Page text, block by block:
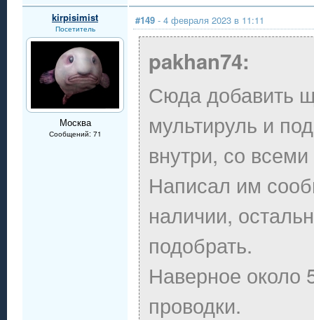
kirpisimist
Посетитель
Москва
Сообщений: 71
#149 - 4 февраля 2023 в 11:11
pakhan74:
Сюда добавить
мультируль и
внутри, со
Написал им
наличии,
подобрать.
Наверное около
проводки.